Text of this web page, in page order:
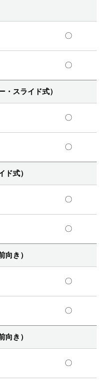
〇
〇
・スライド式）
〇
〇
ド式）
〇
〇
向き）
〇
〇
向き）
〇